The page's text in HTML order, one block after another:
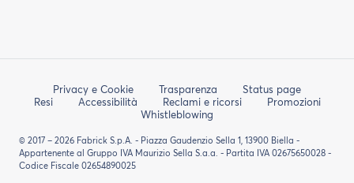
Privacy e Cookie Trasparenza
Status page
Resi
Accessibilità Reclami e ricorsi
Promozioni
Whistleblowing
© 2017 – 2026 Fabrick S.p.A. - Piazza Gaudenzio Sella 1, 13900 Biella -
Appartenente al Gruppo IVA Maurizio Sella S.a.a. - Partita IVA 02675650028 -
Codice Fiscale 02654890025